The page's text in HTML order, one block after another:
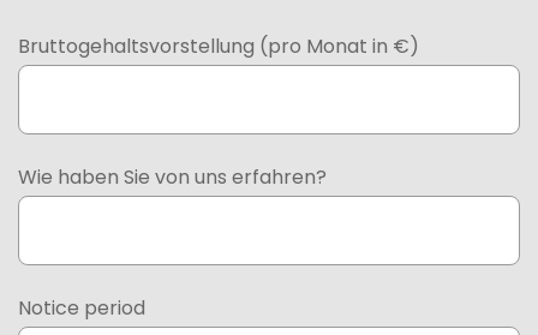
Bruttogehaltsvorstellung (pro Monat in €)
Wie haben Sie von uns erfahren?
Notice period